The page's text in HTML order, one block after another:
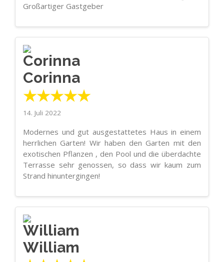
Großartiger Gastgeber
Corinna
★★★★★
14. Juli 2022
Modernes und gut ausgestattetes Haus in einem
herrlichen Garten! Wir haben den Garten mit den
exotischen Pflanzen , den Pool und die überdachte
Terrasse sehr genossen, so dass wir kaum zum
Strand hinuntergingen!
William